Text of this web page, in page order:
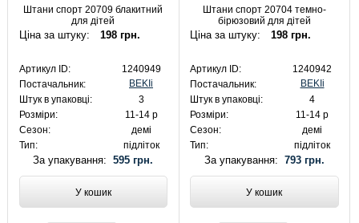
Штани спорт 20709 блакитний
для дітей
Ціна за штуку: 198 грн.
Артикул ID:
1240949
Постачальник:
BEKIi
Штук в упаковці:
3
Розміри:
11-14 р
Сезон:
демі
Тип:
підліток
За упакування:595 грн.
У кошик
Штани спорт 20704 темно-
бірюзовий для дітей
Ціна за штуку: 198 грн.
Артикул ID:
1240942
Постачальник:
BEKIi
Штук в упаковці:
4
Розміри:
11-14 р
Сезон:
демі
Тип:
підліток
За упакування: 793 грн.
У кошик